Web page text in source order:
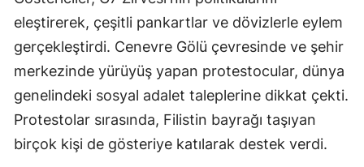
Giresun
Gümüşhane
Hakkari
Hatay
eleştirerek, çeşitli pankartlar ve dövizlerle eylem
gerçekleştirdi. Cenevre Gölü çevresinde ve şehir
merkezinde yürüyüş yapan protestocular, dünya
genelindeki sosyal adalet taleplerine dikkat çekti.
Protestolar sırasında, Filistin bayrağı taşıyan
birçok kişi de gösteriye katılarak destek verdi.